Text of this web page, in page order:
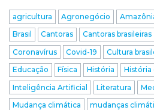
agricultura Agronegócio
Brasil
Cantoras Cantoras brasileiras
Coronavírus
Covid-19 Cultura
Educação
Física História
História
Inteligência Artificial
Literatura
Mudança climática
mudanças